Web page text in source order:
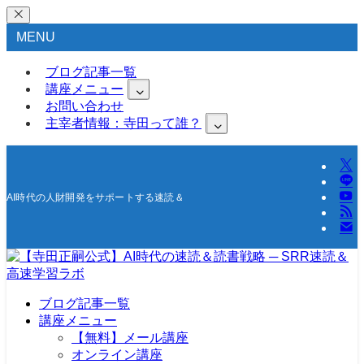
MENU
ブログ記事一覧
講座メニュー
お問い合わせ
主宰者情報：寺田って誰？
AI時代の人財開発をサポートする速読＆高速学習の研究所
ブログ記事一覧
講座メニュー
【無料】メール講座
オンライン講座